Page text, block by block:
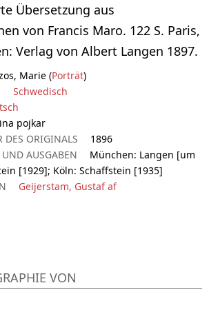
Übersetzung aus
von Francis Maro. 122 S. Paris,
Verlag von Albert Langen 1897.
Marie (Porträt)
Schwedisch
pojkar
DES ORIGINALS
1896
AUSGABEN
München: Langen [um
[1929]; Köln: Schaffstein [1935]
Geijerstam, Gustaf af
VON